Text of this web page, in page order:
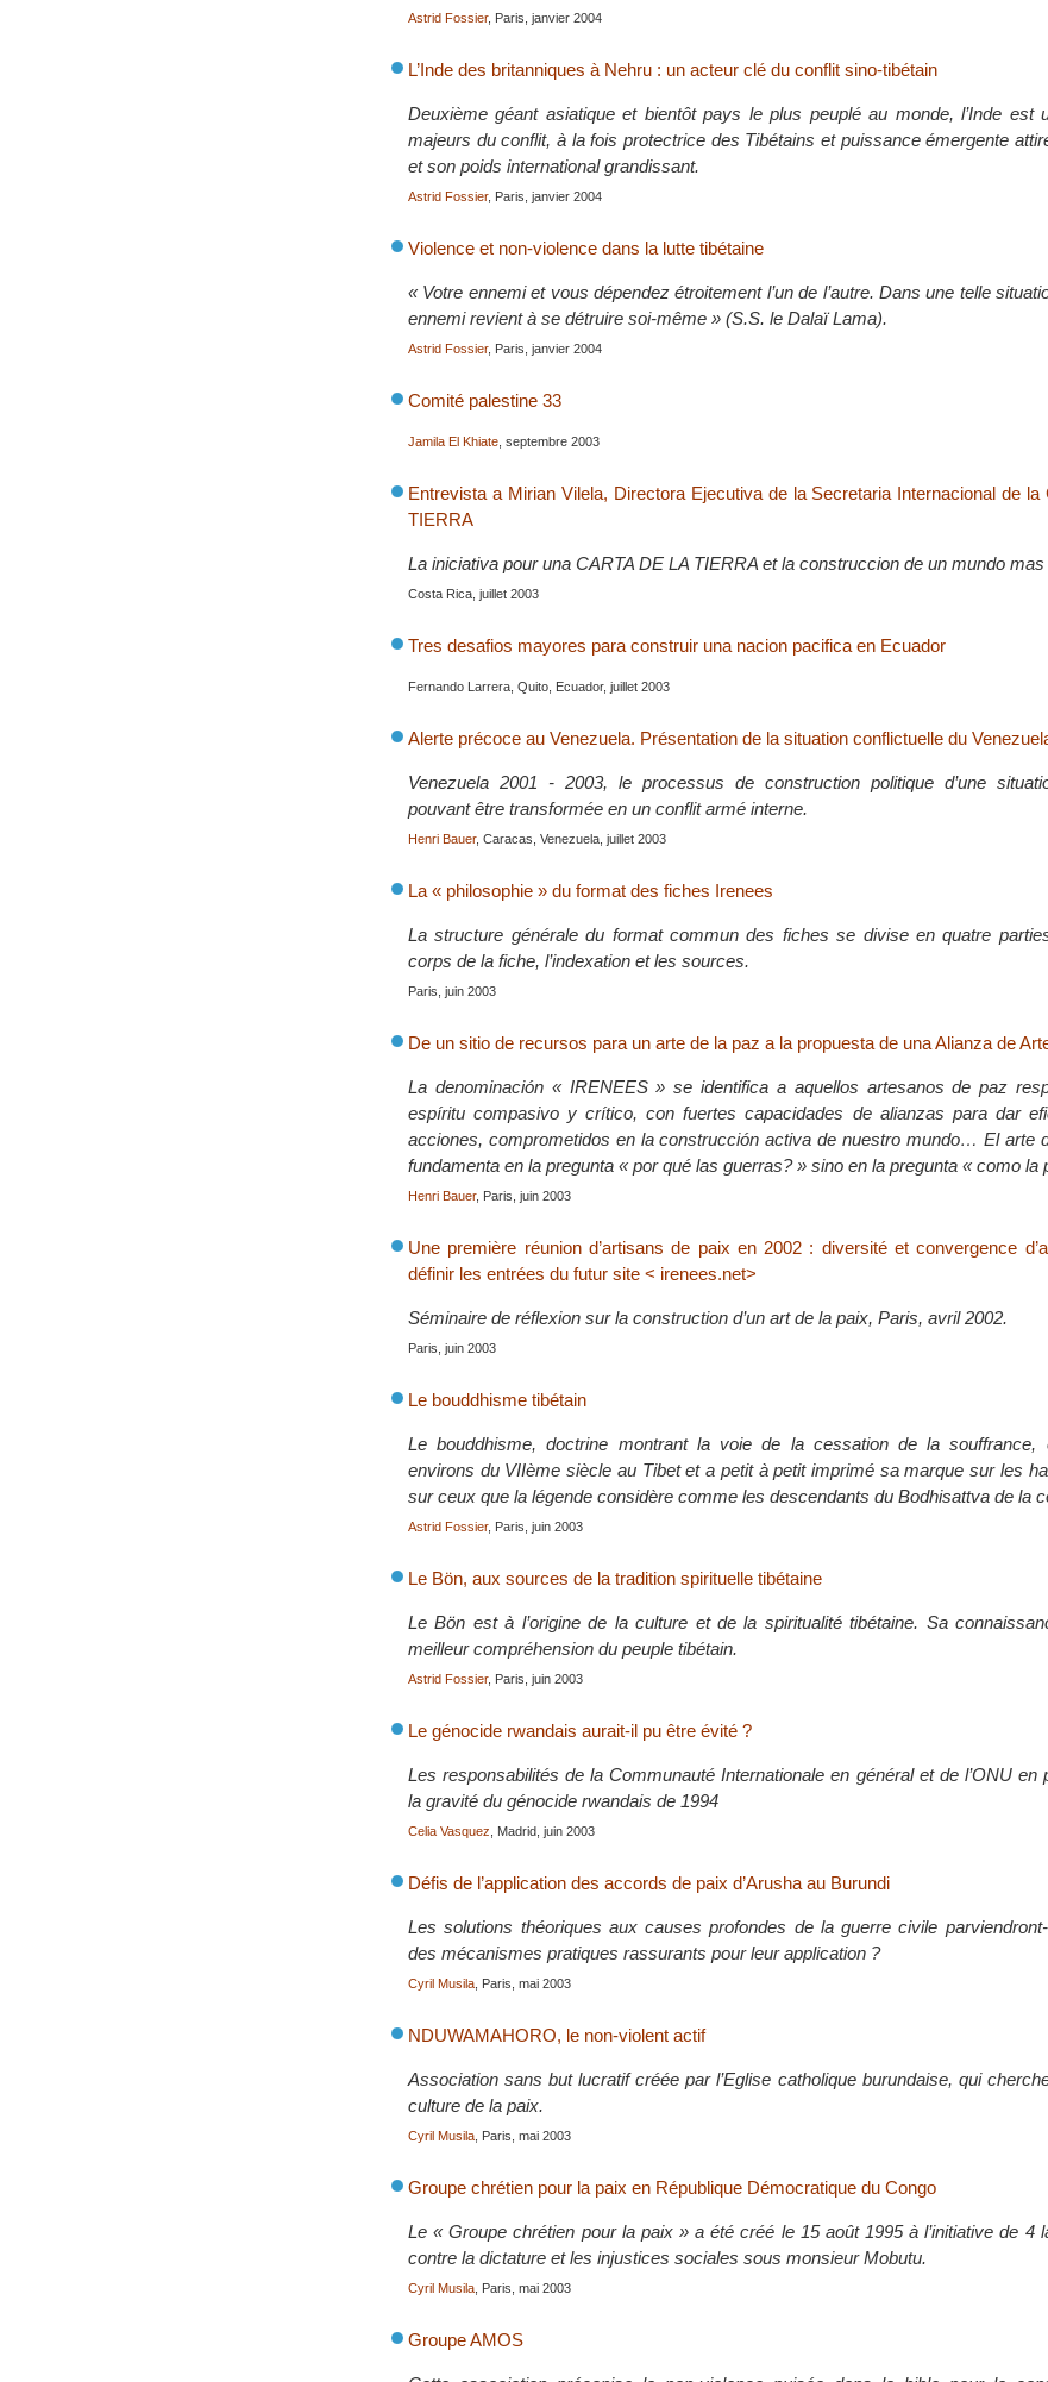
Astrid Fossier, Paris, janvier 2004
L’Inde des britanniques à Nehru : un acteur clé du conflit sino-tibétain
Deuxième géant asiatique et bientôt pays le plus peuplé au monde, l’Inde est
majeurs du conflit, à la fois protectrice des Tibétains et puissance émergente
et son poids international grandissant.
Astrid Fossier, Paris, janvier 2004
Violence et non-violence dans la lutte tibétaine
« Votre ennemi et vous dépendez étroitement l’un de l’autre. Dans une telle
ennemi revient à se détruire soi-même » (S.S. le Dalaï Lama).
Astrid Fossier, Paris, janvier 2004
Comité palestine 33
Jamila El Khiate , septembre 2003
Entrevista a Mirian Vilela, Directora Ejecutiva de la Secretaria Internacional de la
TIERRA
La iniciativa pour una CARTA DE LA TIERRA et la construccion de un mundo
Costa Rica, juillet 2003
Tres desafios mayores para construir una nacion pacifica en Ecuador
Fernando Larrera, Quito, Ecuador, juillet 2003
Alerte précoce au Venezuela. Présentation de la situation conflictuelle du
Venezuela 2001 - 2003, le processus de construction politique d’une
pouvant être transformée en un conflit armé interne.
Henri Bauer, Caracas, Venezuela, juillet 2003
La « philosophie » du format des fiches Irenees
La structure générale du format commun des fiches se divise en quatre
corps de la fiche, l’indexation et les sources.
Paris, juin 2003
De un sitio de recursos para un arte de la paz a la propuesta de una Alianza de
La denominación « IRENEES » se identifica a aquellos artesanos de paz
espíritu compasivo y crítico, con fuertes capacidades de alianzas para dar
acciones, comprometidos en la construcción activa de nuestro mundo… El arte
fundamenta en la pregunta « por qué las guerras? » sino en la pregunta « como la
Henri Bauer, Paris, juin 2003
Une première réunion d’artisans de paix en 2002 : diversité et convergence
définir les entrées du futur site < irenees.net>
Séminaire de réflexion sur la construction d’un art de la paix, Paris, avril 2002.
Paris, juin 2003
Le bouddhisme tibétain
Le bouddhisme, doctrine montrant la voie de la cessation de la souffrance,
environs du VIIème siècle au Tibet et a petit à petit imprimé sa marque sur les
sur ceux que la légende considère comme les descendants du Bodhisattva de la
Astrid Fossier, Paris, juin 2003
Le Bön, aux sources de la tradition spirituelle tibétaine
Le Bön est à l’origine de la culture et de la spiritualité tibétaine. Sa
meilleur compréhension du peuple tibétain.
Astrid Fossier, Paris, juin 2003
Le génocide rwandais aurait-il pu être évité ?
Les responsabilités de la Communauté Internationale en général et de l’ONU en
la gravité du génocide rwandais de 1994
Celia Vasquez , Madrid, juin 2003
Défis de l’application des accords de paix d’Arusha au Burundi
Les solutions théoriques aux causes profondes de la guerre civile
des mécanismes pratiques rassurants pour leur application ?
Cyril Musila , Paris, mai 2003
NDUWAMAHORO, le non-violent actif
Association sans but lucratif créée par l’Eglise catholique burundaise, qui
culture de la paix.
Cyril Musila , Paris, mai 2003
Groupe chrétien pour la paix en République Démocratique du Congo
Le « Groupe chrétien pour la paix » a été créé le 15 août 1995 à l’initiative de 4
contre la dictature et les injustices sociales sous monsieur Mobutu.
Cyril Musila , Paris, mai 2003
Groupe AMOS